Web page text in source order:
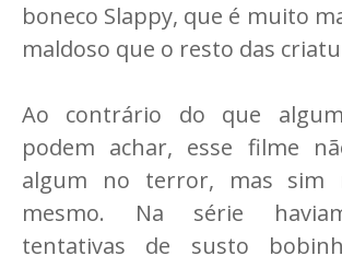
boneco Slappy, que é muito
maldoso que o resto das
Ao contrário do que
podem achar, esse filme
algum no terror, mas sim
mesmo. Na série
tentativas de susto